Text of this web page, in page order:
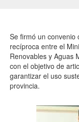
Se firmó un convenio
recíproca entre el
Renovables y Aguas
con el objetivo de
garantizar el uso
provincia.